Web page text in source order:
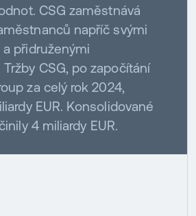
CSG zaměstnává
napříč svými
přidruženými
CSG, po započítání
za celý rok 2024,
EUR. Konsolidované
4 miliardy EUR.